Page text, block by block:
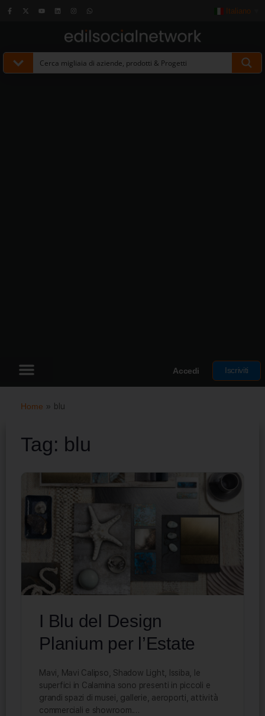
Italiano
Accedi Iscriviti
Home » blu
Tag: blu
I Blu del Design
Planium per l’Estate
Mavi, Mavi Calipso, Shadow Light, Issiba, le
superfici in Calamina sono presenti in piccoli e
grandi spazi di musei, gallerie, aeroporti, attività
commerciali e showroom.…